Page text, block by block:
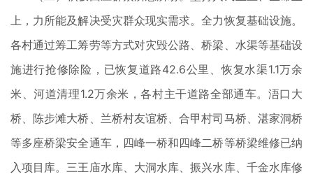
上，力所能及解决受灾群众现实需求。全力恢复基础设施。
各村通过筹工筹劳等方式对灾毁公路、桥梁、水渠等基础设
施进行抢修除险，已恢复道路42.6公里、恢复水渠1.1万余
米、河道清理1.2万余米，各村主干道路全部通车。浯口大
桥、陈步滩大桥、兰桥村友谊桥、合甲村司马桥、湛家洞桥
等多座桥梁安全通车，四峰一桥和四峰二桥等桥梁维修已纳
入项目库。三王庙水库、大洞水库、振兴水库、千金水库修